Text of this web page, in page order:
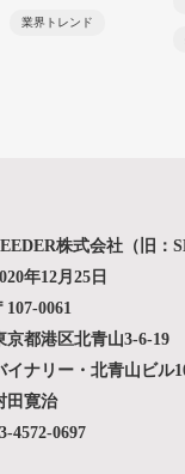
業界トレンド
株式会社（旧：
年12月25日
107-0061
京都港区北青山3-6-19
イナリー・北青山ビル
田寛治
4572-0697